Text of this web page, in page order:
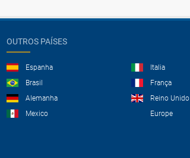
OUTROS PAÍSES
Espanha
Italia
Brasil
França
Alemanha
Reino Unido
Mexico
Europe